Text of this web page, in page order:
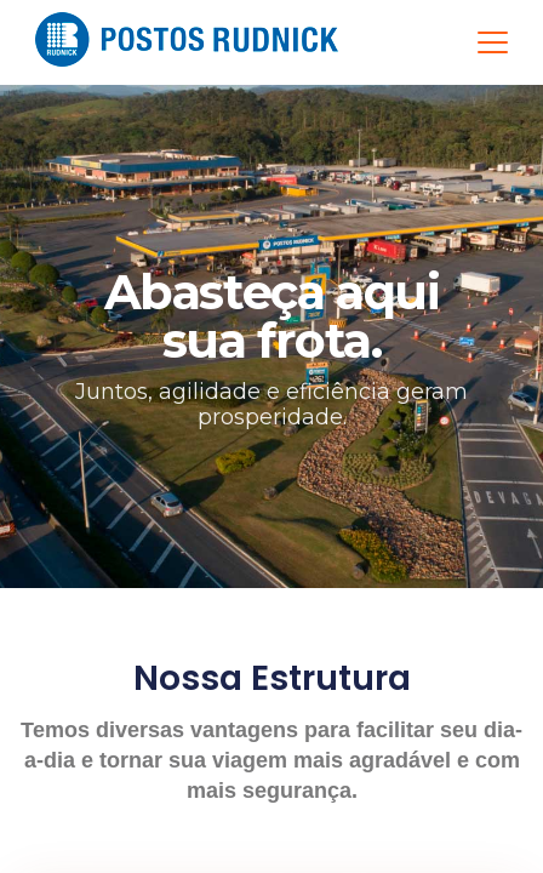
Abasteça aqui
sua frota.
Juntos, agilidade e eficiência geram
prosperidade.
Nossa Estrutura
Temos diversas vantagens para facilitar seu dia-
a-dia e tornar sua viagem mais agradável e com
mais segurança.